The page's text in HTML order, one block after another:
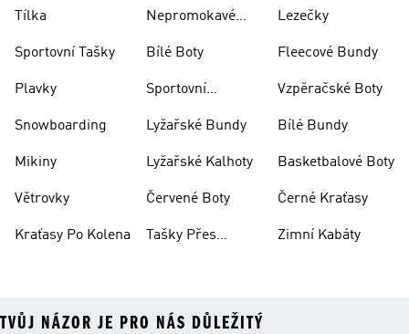
Tílka
Sportovní Tašky
Plavky
Snowboarding
Mikiny
Větrovky
Kraťasy Po Kolena
Nepromokavé
Bílé Boty
Sportovní
Lyžařské Bundy
Lyžařské Kalhoty
Červené Boty
Tašky Přes
Lezečky
Fleecové Bundy
Vzpěračské Boty
Bílé Bundy
Basketbalové Boty
Černé Kraťasy
Zimní Kabáty
TVŮJ NÁZOR JE PRO NÁS DŮLEŽITÝ